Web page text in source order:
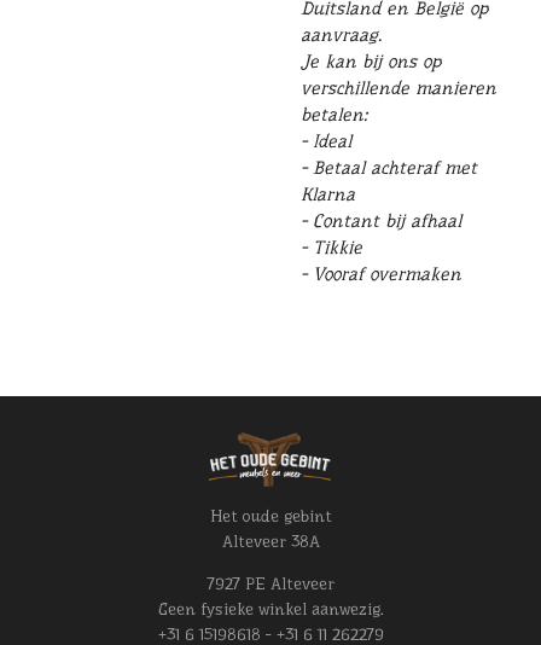
Duitsland en België op
aanvraag.
Je kan bij ons op
verschillende manieren
betalen:
- Ideal
- Betaal achteraf met
Klarna
- Contant bij afhaal
- Tikkie
- Vooraf overmaken
Het oude gebint
Alteveer 38A
7927 PE Alteveer
Geen fysieke winkel aanwezig.
+31 6 15198618 - +31 6 11 262279